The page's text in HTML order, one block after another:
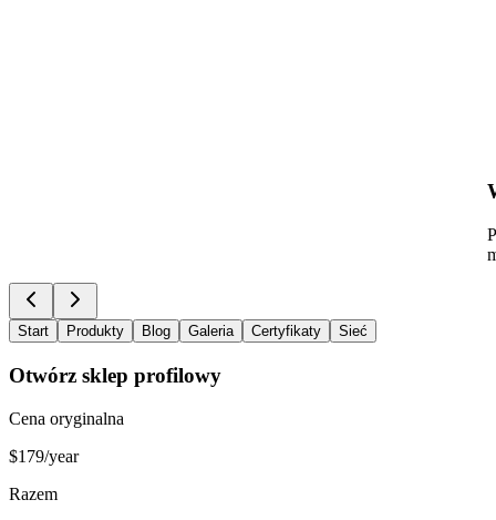
Start Produkty Blog Galeria Certyfikaty Sieć
Otwórz sklep profilowy
Cena oryginalna
$179/year
Razem